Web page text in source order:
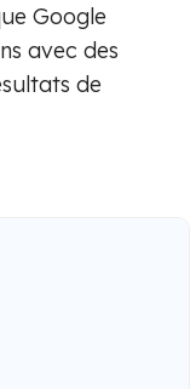
Google
avec des
de